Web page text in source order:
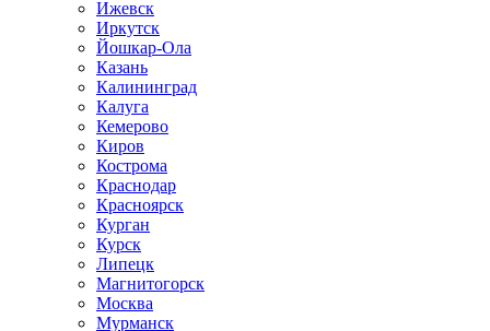
Ижевск
Иркутск
Йошкар-Ола
Казань
Калининград
Калуга
Кемерово
Киров
Кострома
Краснодар
Красноярск
Курган
Курск
Липецк
Магнитогорск
Москва
Мурманск